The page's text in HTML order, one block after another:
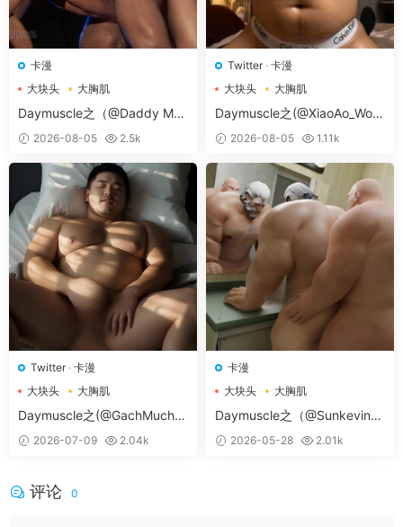
载」-然后「点击下载」下方有一段文字，请认真阅
读下！！！
果你无法解压可以尝试使用这个软件解压。Mac电脑
可以尝试使用 MacZip
解压软件。
下载后提示解压失败
请尝试使用RAR自带修复功
能，如依然无法解压请重新下载。
解压后视频无法播放：部分视频使用H256格式压
缩，请下载支持H256格式播放器
这里小编给大家准备了一些好用的软件工具，你们可
以用来方便的处理下载下来的文件（软件工具）
如果有疑问可联系微信客服：tianyouwuwang
【百度网盘不限速下载工具】
提供了方法和工具，
具体需要您花点时间研究下
https://bearfauna.com/geleiyouyongdegongjurua
njian/
卡漫
大块头
大胸肌
大胸肌肉男
Daymuscle之（@Daddy May
Love v.17d ANDROID-卡漫）
（27.8MB）
2026-08-05 2.5k
Twitter· 卡漫
大块头
大胸肌
大胸肌肉男
Daymuscle之(@XiaoAo_Worl
d-@XiaoAo.art）
2026-08-05 1.11k
Twitter· 卡漫
大块头
大胸肌
大胸肌肉男
Daymuscle之(@GachMuch4
U-@Asian Bears）
2026-07-09 2.04k
卡漫
大块头
大胸肌
大胸肌肉男
Daymuscle之（@Sunkevin5
885-03-卡漫）（14.4GB）
2026-05-28 2.01k
评论 0